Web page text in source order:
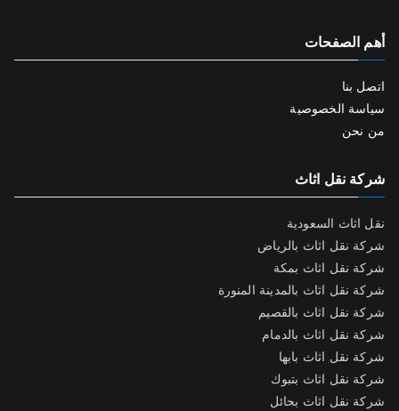
أهم الصفحات
اتصل بنا
سياسة الخصوصية
من نحن
شركة نقل اثاث
نقل اثاث السعودية
شركة نقل اثاث بالرياض
شركة نقل اثاث بمكة
شركة نقل اثاث بالمدينة المنورة
شركة نقل اثاث بالقصيم
شركة نقل اثاث بالدمام
شركة نقل اثاث بابها
شركة نقل اثاث بتبوك
شركة نقل اثاث بحائل